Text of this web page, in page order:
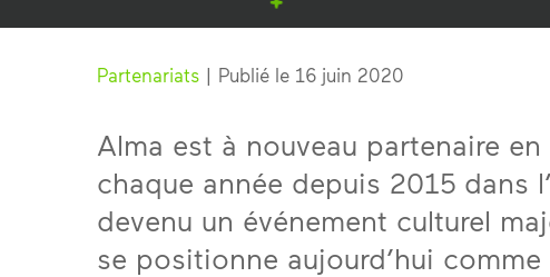
Partenariats | Publié le 16 juin 2020
Alma est à nouveau partenaire
chaque année depuis 2015 dans
devenu un événement culturel
se positionne aujourd’hui